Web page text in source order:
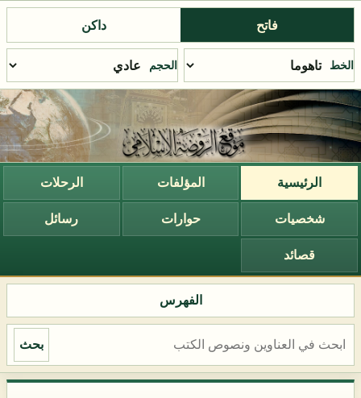
فاتح داكن
الخط الحجم
الرئيسية المؤلفات الرحلات
شخصيات حوارات رسائل
قصائد
الفهرس
بحث